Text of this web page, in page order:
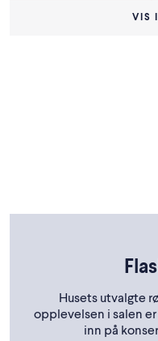
VIS
Husets utvalgte
opplevelsen i salen
inn på